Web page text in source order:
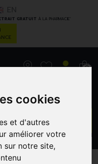
cookies
et d'autres
améliorer votre
sur notre site,
GRATUIT À LA PHARMACIE *
0
PROMOS